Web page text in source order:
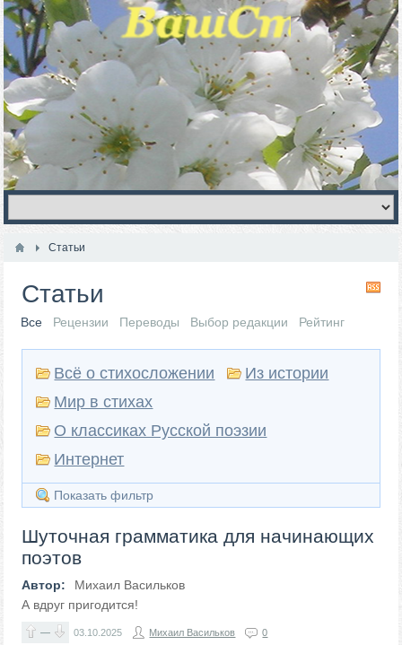
Статьи
Статьи
Все Рецензии Переводы Выбор редакции Рейтинг
Всё о стихосложении
Из истории
Мир в стихах
О классиках Русской поэзии
Интернет
Показать фильтр
Шуточная грамматика для начинающих
поэтов
Автор:
Михаил Васильков
А вдруг пригодится!
— 03.10.2025 Михаил Васильков 0